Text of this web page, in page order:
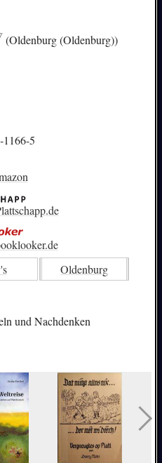
(Oldenburg (Oldenburg))
5
Oldenburg
und Nachdenken